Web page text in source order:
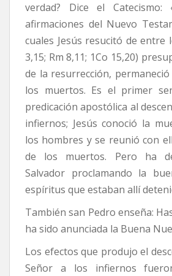
verdad? Dice el Catecismo:
afirmaciones del Nuevo
cuales Jesús resucitó de entre
3,15; Rm 8,11; 1Co 15,20)
de la resurrección,
los muertos. Es el primer
predicación apostólica al
infiernos; Jesús conoció la
los hombres y se reunió con
de los muertos. Pero ha
Salvador proclamando la
espíritus que estaban allí
También san Pedro enseña:
ha sido anunciada la Buena
Los efectos que produjo el
Señor a los infiernos